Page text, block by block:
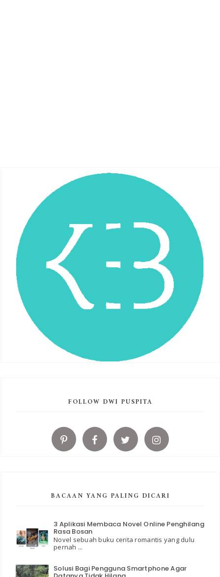
FOLLOW DWI PUSPITA
BACAAN YANG PALING DICARI
3 Aplikasi Membaca Novel Online Penghilang
Rasa Bosan
Novel sebuah buku cerita romantis yang dulu
pernah ...
Solusi Bagi Pengguna Smartphone Agar